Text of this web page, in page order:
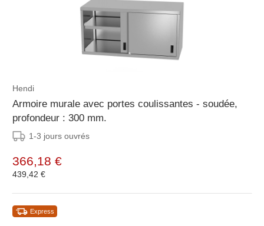
Hendi
Armoire murale avec portes coulissantes - soudée,
profondeur : 300 mm.
1-3 jours ouvrés
366,18 €
439,42 €
Express